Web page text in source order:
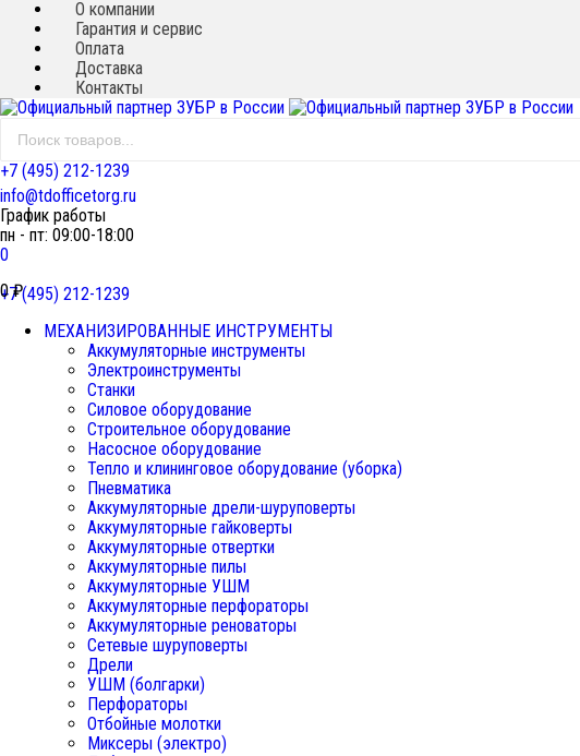
О компании
Гарантия и сервис
Оплата
Доставка
Контакты
+7 (495) 212-1239
info@tdofficetorg.ru
График работы
пн - пт: 09:00-18:00
0
0₽
+7 (495) 212-1239
МЕХАНИЗИРОВАННЫЕ ИНСТРУМЕНТЫ
Аккумуляторные инструменты
Электроинструменты
Станки
Силовое оборудование
Строительное оборудование
Насосное оборудование
Тепло и клининговое оборудование (уборка)
Пневматика
Аккумуляторные дрели-шуруповерты
Аккумуляторные гайковерты
Аккумуляторные отвертки
Аккумуляторные пилы
Аккумуляторные УШМ
Аккумуляторные перфораторы
Аккумуляторные реноваторы
Сетевые шуруповерты
Дрели
УШМ (болгарки)
Перфораторы
Отбойные молотки
Миксеры (электро)